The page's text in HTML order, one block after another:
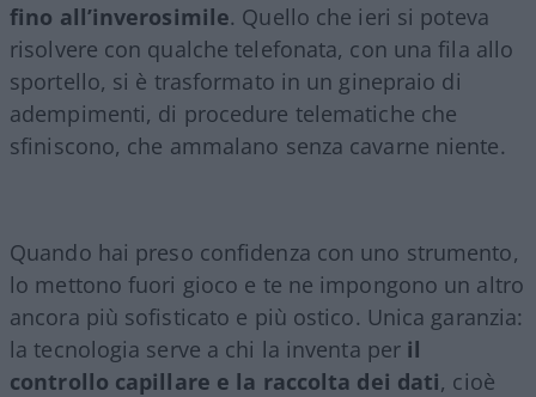
fino all’inverosimile. Quello che ieri si poteva
risolvere con qualche telefonata, con una fila allo
sportello, si è trasformato in un ginepraio di
adempimenti, di procedure telematiche che
sfiniscono, che ammalano senza cavarne niente.
Quando hai preso confidenza con uno strumento,
lo mettono fuori gioco e te ne impongono un altro
ancora più sofisticato e più ostico. Unica garanzia:
la tecnologia serve a chi la inventa per il
controllo capillare e la raccolta dei dati, cioè